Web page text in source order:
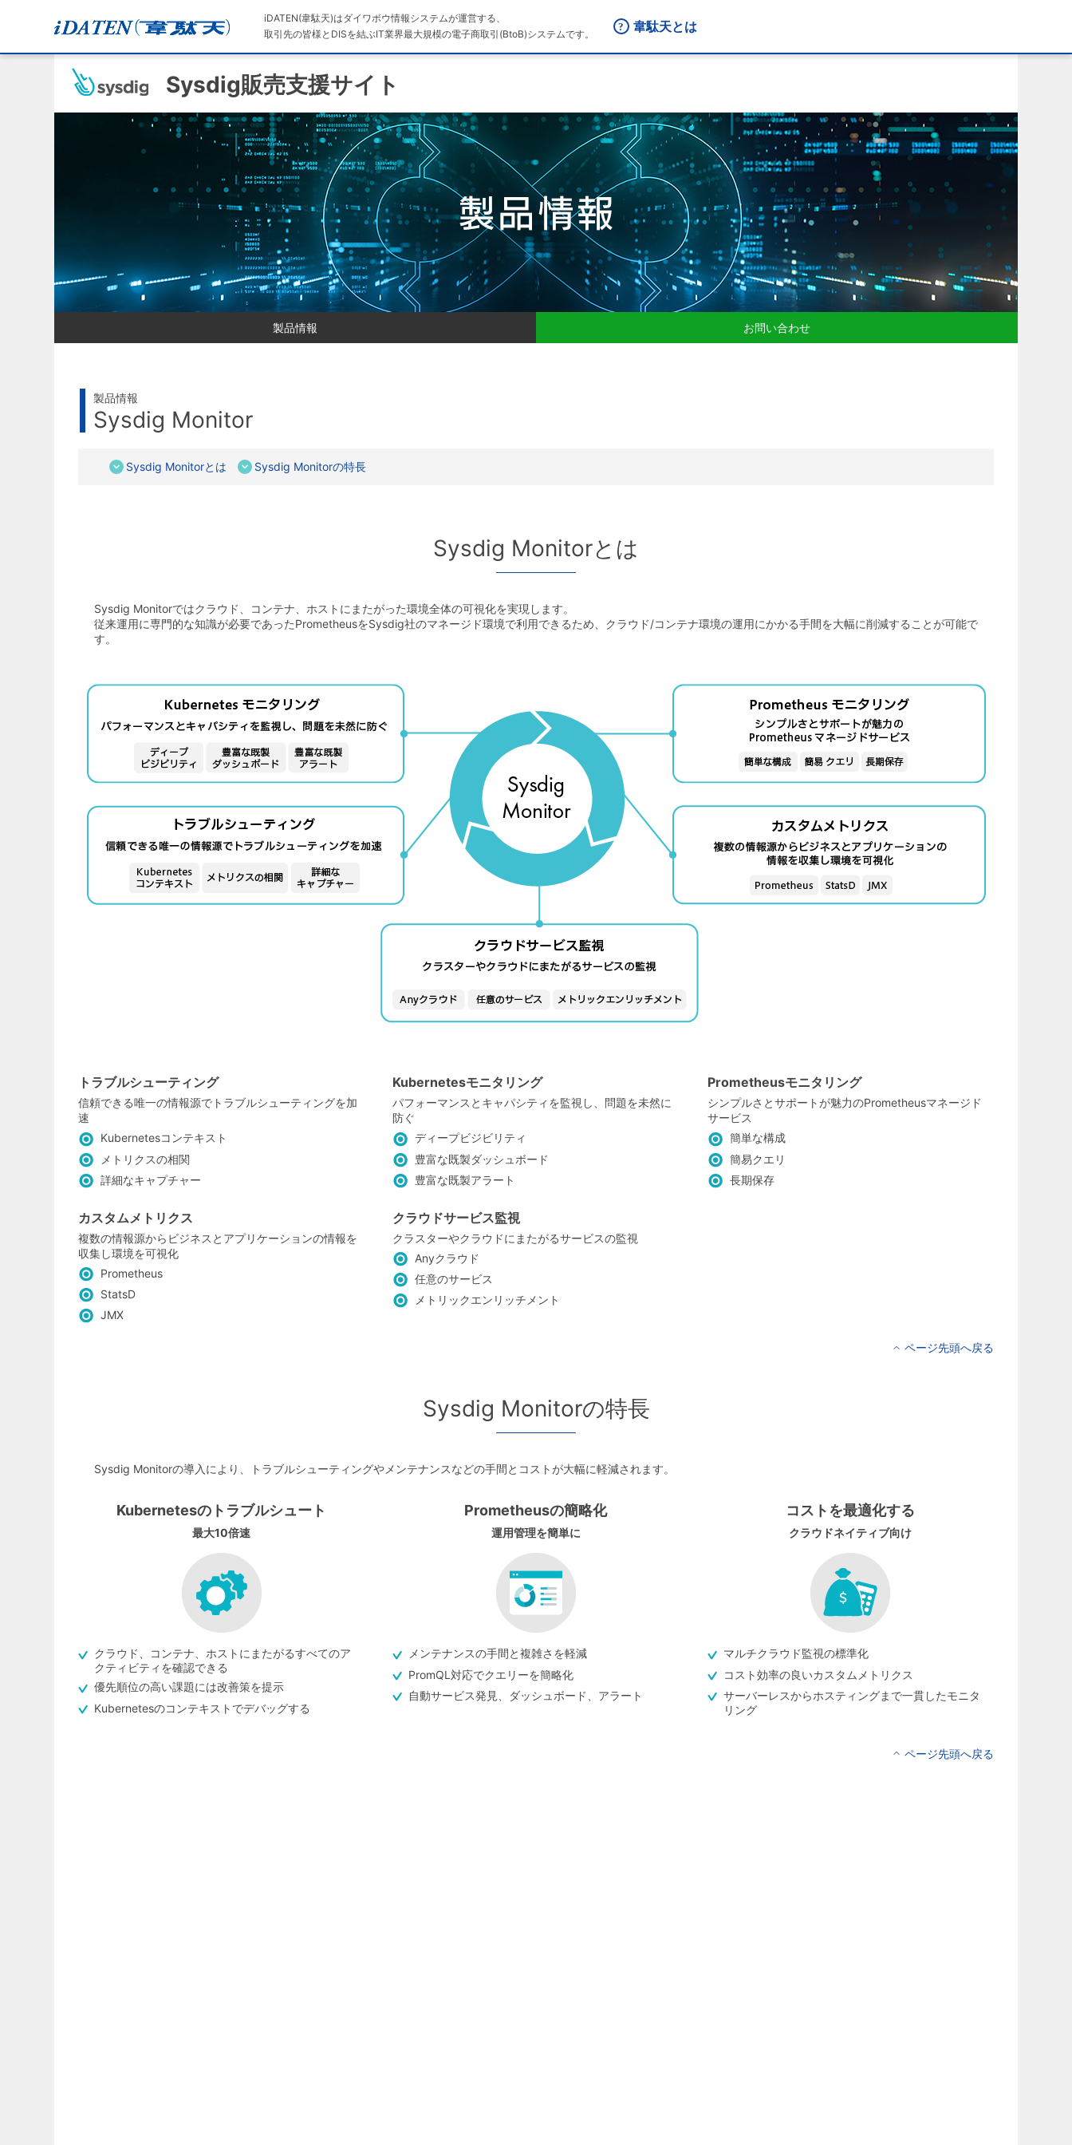
iDATEN(韋駄天)はダイワボウ情報システムが運営する、
取引先の皆様とDISを結ぶIT業界最大規模の電子商取引(BtoB)システムです。
韋駄天とは
Sysdig販売支援サイト
製品情報 お問い合わせ
製品情報
Sysdig Monitor
Sysdig Monitorとは Sysdig Monitorの特長
Sysdig Monitorとは
Sysdig Monitorではクラウド、コンテナ、ホストにまたがった環境全体の可視化を実現します。
従来運用に専門的な知識が必要であったPrometheusをSysdig社のマネージド環境で利用できるため、クラウド/コンテナ環境の運用にかかる手間を大幅に削減することが可能で
す。
トラブルシューティング
信頼できる唯一の情報源でトラブルシューティングを加
速
Kubernetesコンテキスト
メトリクスの相関
詳細なキャプチャー
Kubernetesモニタリング
パフォーマンスとキャパシティを監視し、問題を未然に
防ぐ
ディープビジビリティ
豊富な既製ダッシュボード
豊富な既製アラート
Prometheusモニタリング
シンプルさとサポートが魅力のPrometheusマネージド
サービス
簡単な構成
簡易クエリ
長期保存
カスタムメトリクス
複数の情報源からビジネスとアプリケーションの情報を
収集し環境を可視化
Prometheus
StatsD
JMX
クラウドサービス監視
クラスターやクラウドにまたがるサービスの監視
Anyクラウド
任意のサービス
メトリックエンリッチメント
ページ先頭へ戻る
Sysdig Monitorの特長
Sysdig Monitorの導入により、トラブルシューティングやメンテナンスなどの手間とコストが大幅に軽減されます。
Kubernetesのトラブルシュート
最大10倍速
クラウド、コンテナ、ホストにまたがるすべてのア
クティビティを確認できる
優先順位の高い課題には改善策を提示
Kubernetesのコンテキストでデバッグする
Prometheusの簡略化
運用管理を簡単に
メンテナンスの手間と複雑さを軽減
PromQL対応でクエリーを簡略化
自動サービス発見、ダッシュボード、アラート
コストを最適化する
クラウドネイティブ向け
マルチクラウド監視の標準化
コスト効率の良いカスタムメトリクス
サーバーレスからホスティングまで一貫したモニタ
リング
ページ先頭へ戻る